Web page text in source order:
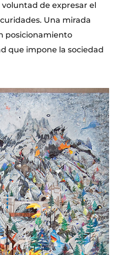
de expresar el
Una mirada
posicionamiento
que impone la sociedad